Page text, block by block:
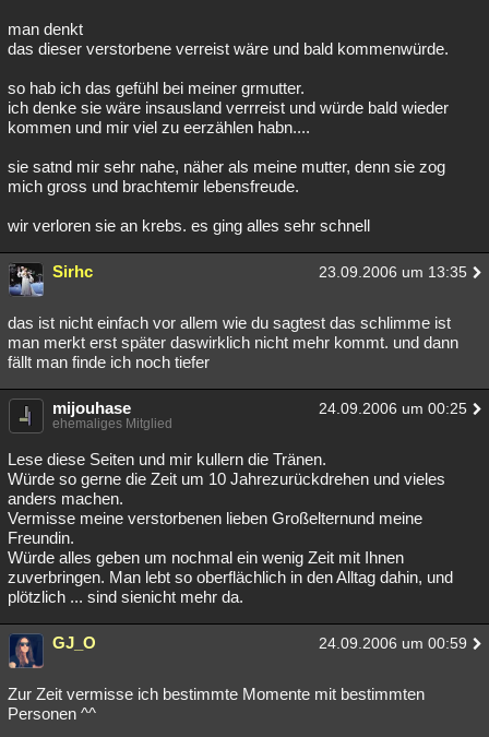
man denkt
das dieser verstorbene verreist wäre und bald kommenwürde.
so hab ich das gefühl bei meiner grmutter.
ich denke sie wäre insausland verrreist und würde bald wieder
kommen und mir viel zu eerzählen habn....
sie satnd mir sehr nahe, näher als meine mutter, denn sie zog
mich gross und brachtemir lebensfreude.
wir verloren sie an krebs. es ging alles sehr schnell
Sirhc 23.09.2006 um 13:35
das ist nicht einfach vor allem wie du sagtest das schlimme ist
man merkt erst später daswirklich nicht mehr kommt. und dann
fällt man finde ich noch tiefer
mijouhase 24.09.2006 um 00:25
ehemaliges Mitglied
Lese diese Seiten und mir kullern die Tränen.
Würde so gerne die Zeit um 10 Jahrezurückdrehen und vieles
anders machen.
Vermisse meine verstorbenen lieben Großelternund meine
Freundin.
Würde alles geben um nochmal ein wenig Zeit mit Ihnen
zuverbringen. Man lebt so oberflächlich in den Alltag dahin, und
plötzlich ... sind sienicht mehr da.
GJ_O 24.09.2006 um 00:59
Zur Zeit vermisse ich bestimmte Momente mit bestimmten
Personen ^^